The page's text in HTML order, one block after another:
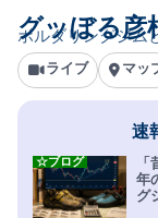
ボルダリングジム
グッぼる彦
ライブ マッ
速
年
グ
☆ブログ